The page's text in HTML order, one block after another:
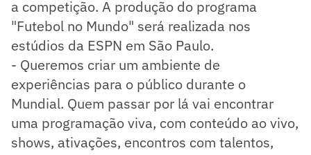
a competição. A produção do programa
"Futebol no Mundo" será realizada nos
estúdios da ESPN em São Paulo.
- Queremos criar um ambiente de
experiências para o público durante o
Mundial. Quem passar por lá vai encontrar
uma programação viva, com conteúdo ao vivo,
shows, ativações, encontros com talentos,